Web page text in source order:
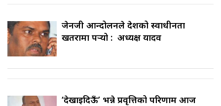
जेनजी आन्दोलनले देशको स्वाधीनता
खतरामा पर्‍यो : अध्यक्ष यादव
‘देखाइदिऊँ’ भन्ने प्रवृत्तिको परिणाम आज